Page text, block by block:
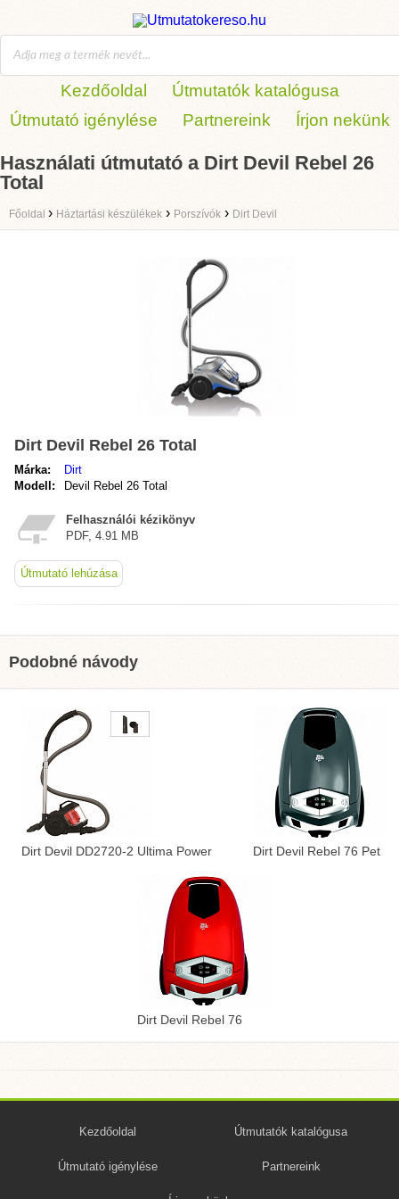
Kezdőoldal
Útmutatók katalógusa
Útmutató igénylése
Partnereink Írjon nekünk
Használati útmutató a Dirt Devil Rebel 26
Total
Főoldal › Háztartási készülékek › Porszívók › Dirt Devil
Dirt Devil Rebel 26 Total
Márka:
Dirt
Modell:
Devil Rebel 26 Total
Felhasználói kézikönyv
PDF, 4.91 MB
Útmutató lehúzása
Podobné návody
Dirt Devil DD2720-2 Ultima Power Dirt Devil Rebel 76 Pet
Dirt Devil Rebel 76
Kezdőoldal Útmutatók katalógusa
Útmutató igénylése Partnereink